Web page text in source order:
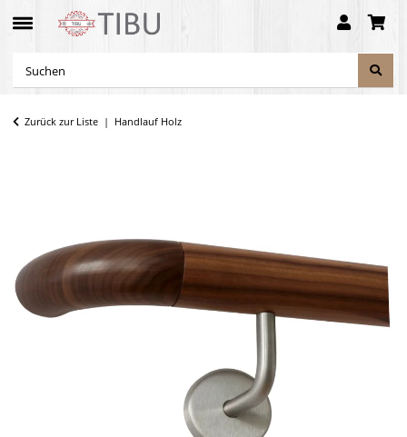
Zurück zur Liste Handlauf Holz